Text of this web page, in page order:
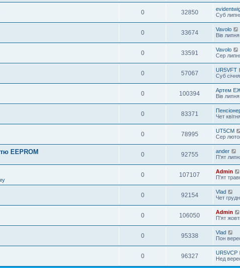
0 32850
Суб
0 33674
Vavolo
Вів
0 33591
Vavolo
Сер
0 57067
UR5VFT
Суб
0 100394
Артем
Вів
0 83371
Чет
0 78995
UT5CM
Сер
EEPROM 0 92755
ander
П'ят
0 107107
Admin
П'ят
0 92154
Vlad
Чет
0 106050
Admin
П'ят
0 95338
Vlad
Пон
0 96327
UR5VCP
Нед